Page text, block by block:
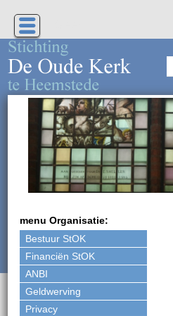
menu Organisatie:
Bestuur StOK
Financiën StOK
ANBI
Geldwerving
Privacy